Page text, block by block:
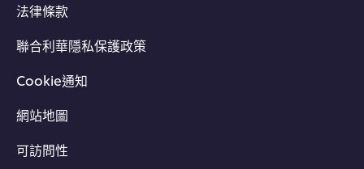
法律條款
聯合利華隱私保護政策
Cookie通知
網站地圖
可訪問性